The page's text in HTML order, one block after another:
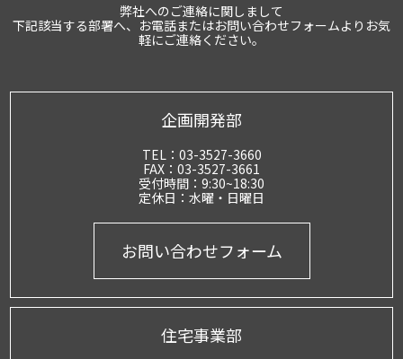
弊社へのご連絡に関しまして
下記該当する部署へ、お電話またはお問い合わせフォームよりお気
軽にご連絡ください。
企画開発部
TEL：03-3527-3660
FAX：03-3527-3661
受付時間：9:30~18:30
定休日：水曜・日曜日
お問い合わせフォーム
住宅事業部